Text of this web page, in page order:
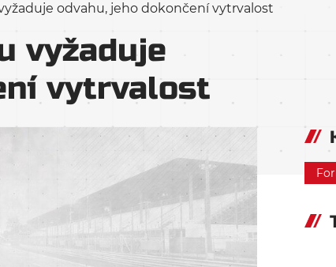
odvahu, jeho dokončení vytrvalost
vyžaduje
vytrvalost